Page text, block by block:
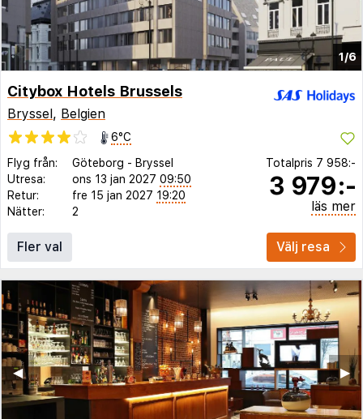
1/6
Citybox Hotels Brussels
Bryssel, Belgien
6°C
Flyg från:
Göteborg - Bryssel
Utresa:
ons 13 jan 2027 09:50
Retur:
fre 15 jan 2027 19:20
Nätter:
2
Totalpris 7 958:-
3 979:-
läs mer
Fler val Välj resa
▶︎
◀︎